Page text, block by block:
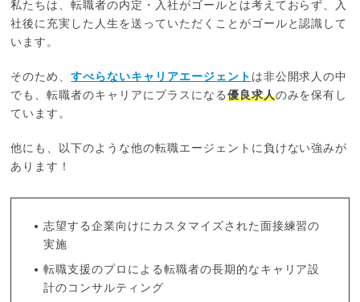
私たちは、転職者の内定・入社がゴールとは考えておらず、入
社後に充実した人生を送っていただくことがゴールと認識して
います。
そのため、すべらないキャリアエージェント は非公開求人の中
でも、転職者のキャリアにプラスになる 優良求人のみを保有し
ています。
他にも、以下のような他の転職エージェントに負けない強みが
あります！
志望する企業向けにカスタマイズされた面接練習の
実施
転職支援のプロによる転職者の長期的なキャリア設
計のコンサルティング